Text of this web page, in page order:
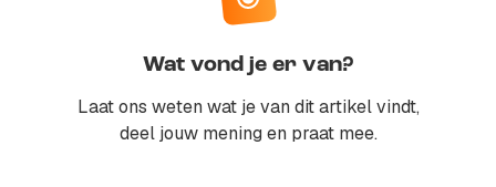
Wat vond je er van?
Laat ons weten wat je van dit artikel vindt,
deel jouw mening en praat mee.